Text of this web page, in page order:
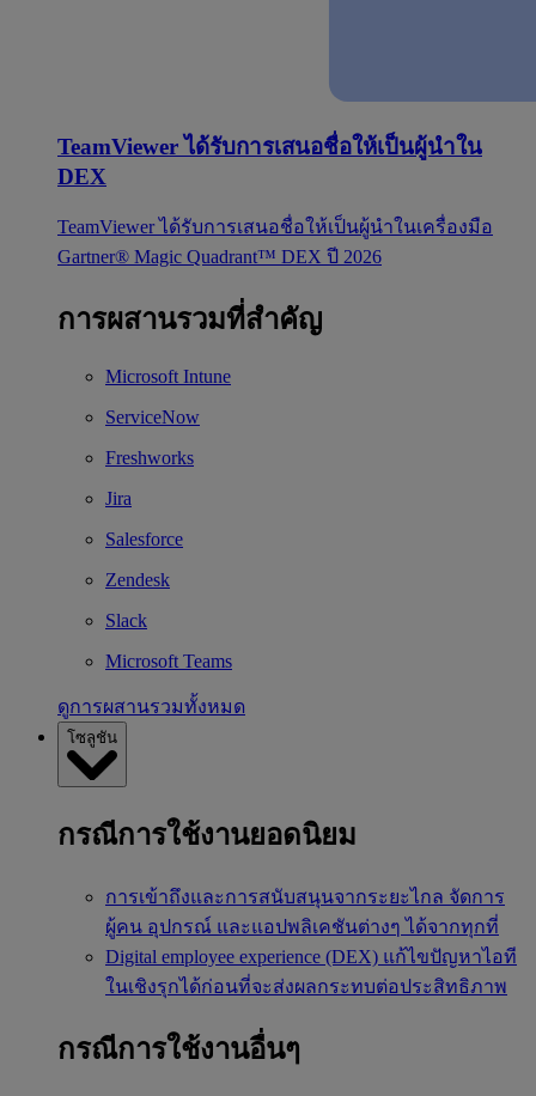
TeamViewer ได้รับการเสนอชื่อให้เป็นผู้นำใน
DEX
TeamViewer ได้รับการเสนอชื่อให้เป็นผู้นำในเครื่องมือ
Gartner® Magic Quadrant™ DEX ปี 2026
การผสานรวมที่สำคัญ
Microsoft Intune
ServiceNow
Freshworks
Jira
Salesforce
Zendesk
Slack
Microsoft Teams
ดูการผสานรวมทั้งหมด
โซลูชัน
กรณีการใช้งานยอดนิยม
การเข้าถึงและการสนับสนุนจากระยะไกล จัดการ
ผู้คน อุปกรณ์ และแอปพลิเคชันต่างๆ ได้จากทุกที่
Digital employee experience (DEX) แก้ไขปัญหาไอที
ในเชิงรุกได้ก่อนที่จะส่งผลกระทบต่อประสิทธิภาพ
กรณีการใช้งานอื่นๆ